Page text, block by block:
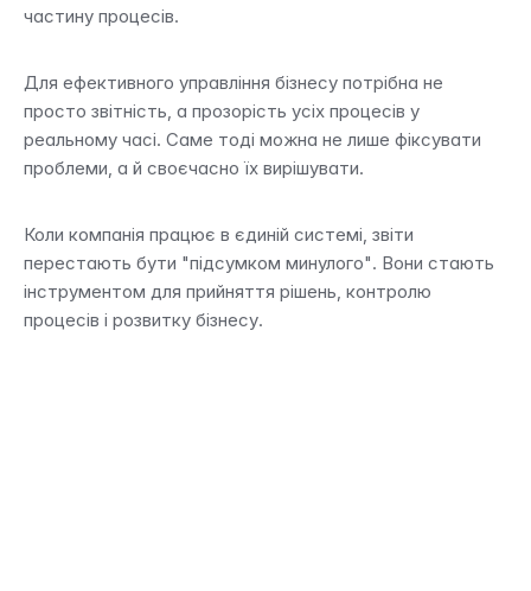
частину процесів.
Для ефективного управління бізнесу потрібна не
просто звітність, а прозорість усіх процесів у
реальному часі. Саме тоді можна не лише фіксувати
проблеми, а й своєчасно їх вирішувати.
Коли компанія працює в єдиній системі, звіти
перестають бути "підсумком минулого". Вони стають
інструментом для прийняття рішень, контролю
процесів і розвитку бізнесу.